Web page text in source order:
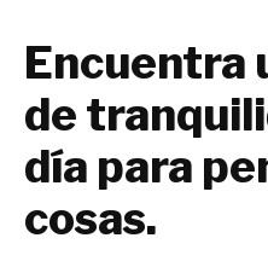
Encuentra
de
día para
cosas.